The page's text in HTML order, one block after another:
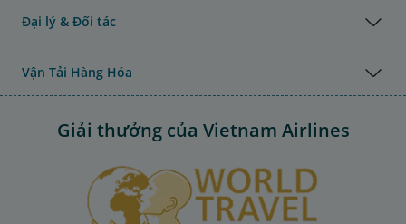
Đại lý & Đối tác
Vận Tải Hàng Hóa
Giải thưởng của Vietnam Airlines